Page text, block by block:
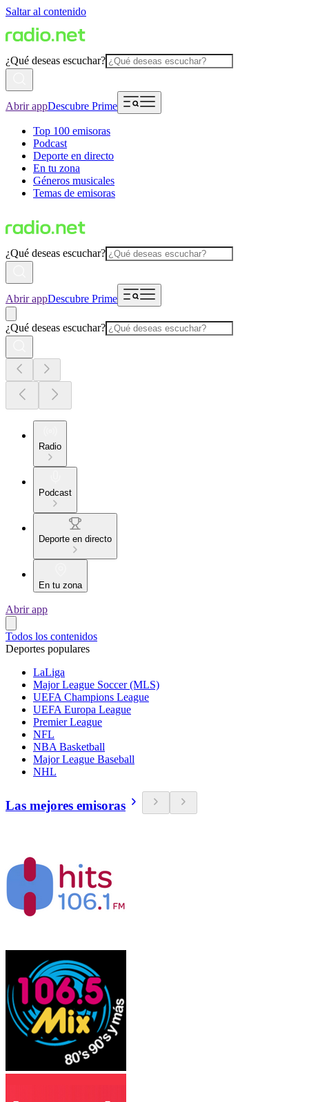
Saltar al contenido
¿Qué deseas escuchar?
Abrir appDescubre Prime
Top 100 emisoras
Podcast
Deporte en directo
En tu zona
Géneros musicales
Temas de emisoras
¿Qué deseas escuchar?
Abrir appDescubre Prime
¿Qué deseas escuchar?
Radio
Podcast
Deporte en directo
En tu zona
Abrir app
Todos los contenidos
Deportes populares
LaLiga
Major League Soccer (MLS)
UEFA Champions League
UEFA Europa League
Premier League
NFL
NBA Basketball
Major League Baseball
NHL
Las mejores emisoras